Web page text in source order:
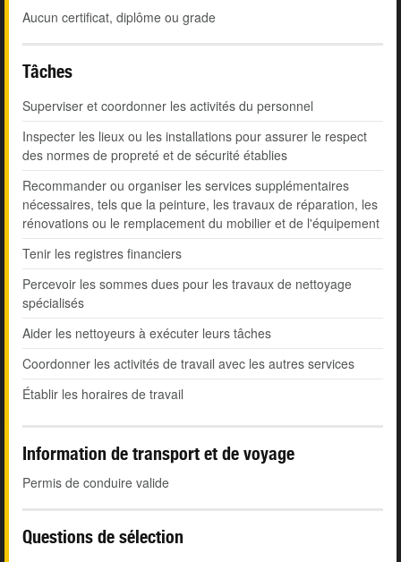
Aucun certificat, diplôme ou grade
Tâches
Superviser et coordonner les activités du personnel
Inspecter les lieux ou les installations pour assurer le respect
des normes de propreté et de sécurité établies
Recommander ou organiser les services supplémentaires
nécessaires, tels que la peinture, les travaux de réparation, les
rénovations ou le remplacement du mobilier et de l'équipement
Tenir les registres financiers
Percevoir les sommes dues pour les travaux de nettoyage
spécialisés
Aider les nettoyeurs à exécuter leurs tâches
Coordonner les activités de travail avec les autres services
Établir les horaires de travail
Information de transport et de voyage
Permis de conduire valide
Questions de sélection